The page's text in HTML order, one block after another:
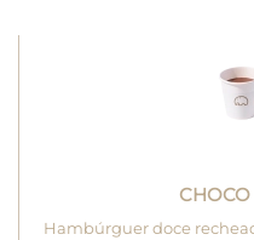
Hambúrguer doce